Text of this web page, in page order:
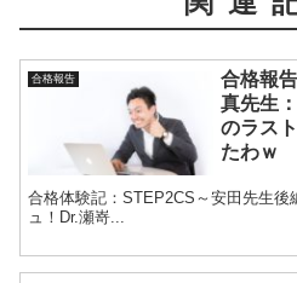
合格報告
合格報
真先生
のラス
たわｗ
合格体験記：STEP2CS～安田先生後
ュ！Dr.瀬嵜...